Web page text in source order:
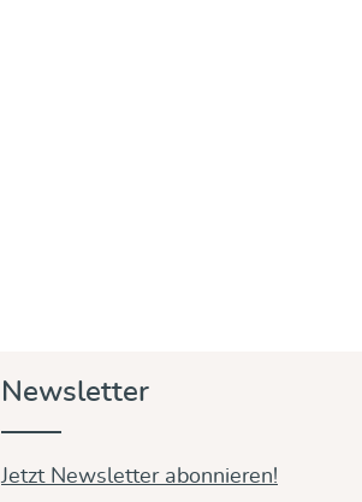
Newsletter
Jetzt Newsletter abonnieren!